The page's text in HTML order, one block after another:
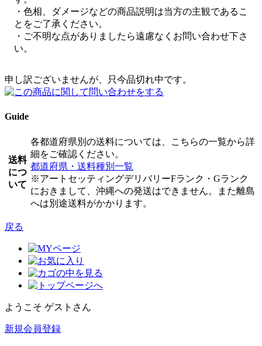
・色相、ダメージなどの商品説明は当方の主観であるこ
とをご了承ください。
・ご不明な点がありましたら遠慮なくお問い合わせ下さ
い。
申し訳ございませんが、只今品切れ中です。
Guide
送料
につ
いて
各都道府県別の送料については、こちらの一覧から詳
細をご確認ください。
都道府県・送料種別一覧
※アートセッティングデリバリーFランク・Gランク
におきまして、沖縄への発送はできません。また離島
へは別途送料がかかります。
戻る
ようこそ ゲストさん
新規会員登録